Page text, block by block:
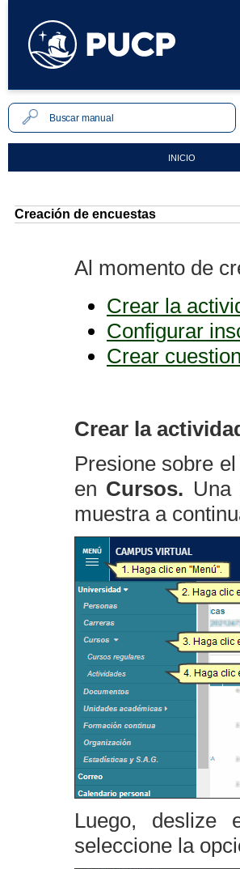
INICIO
Creación de encuestas
Al momento de
Crear la
Configurar
Crear
Crear la
Presione sobre
en Cursos. Una
muestra a
Luego,
seleccione la